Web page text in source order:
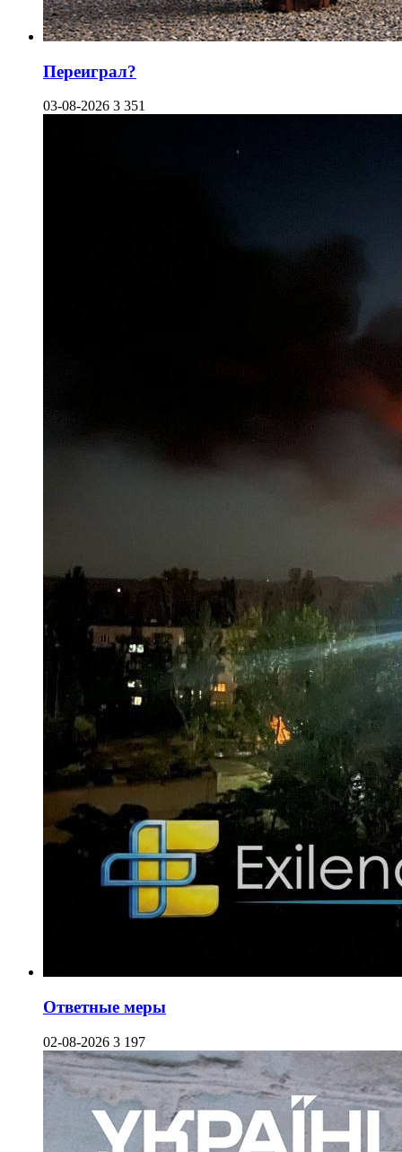
Переиграл?
03-08-2026 3 351
Ответные меры
02-08-2026 3 197